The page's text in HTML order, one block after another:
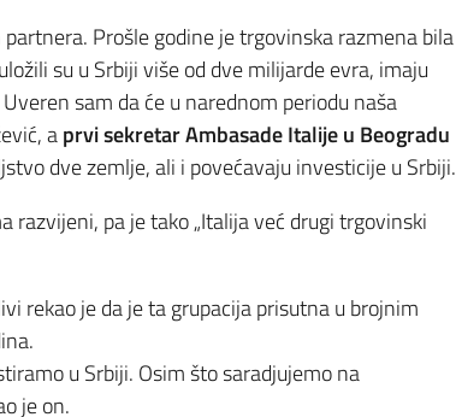
Prošle godine je trgovinska razmena bila
su u Srbiji više od dve milijarde evra, imaju
sam da će u narednom periodu naša
aprvi sekretar Ambasade Italije u Beogradu
dve zemlje, ali i povećavaju investicije u Srbiji.
razvijeni, pa je tako „Italija već drugi trgovinski
rekao je da je ta grupacija prisutna u brojnim
u Srbiji. Osim što saradjujemo na
je on.